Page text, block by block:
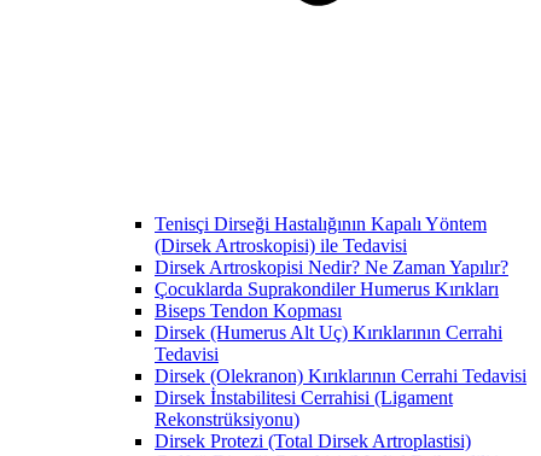
Tenisçi Dirseği Hastalığının Kapalı Yöntem
(Dirsek Artroskopisi) ile Tedavisi
Dirsek Artroskopisi Nedir? Ne Zaman Yapılır?
Çocuklarda Suprakondiler Humerus Kırıkları
Biseps Tendon Kopması
Dirsek (Humerus Alt Uç) Kırıklarının Cerrahi
Tedavisi
Dirsek (Olekranon) Kırıklarının Cerrahi Tedavisi
Dirsek İnstabilitesi Cerrahisi (Ligament
Rekonstrüksiyonu)
Dirsek Protezi (Total Dirsek Artroplastisi)